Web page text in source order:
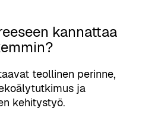
kannattaa
teollinen perinne,
ja
kehitystyö.